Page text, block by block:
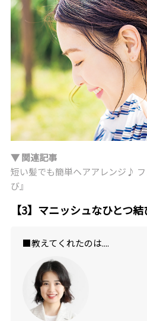
▼ 関連記事
短い髪でも簡単ヘアアレンジ♪
び』
【3】マニッシュなひとつ結
■教えてくれたのは....